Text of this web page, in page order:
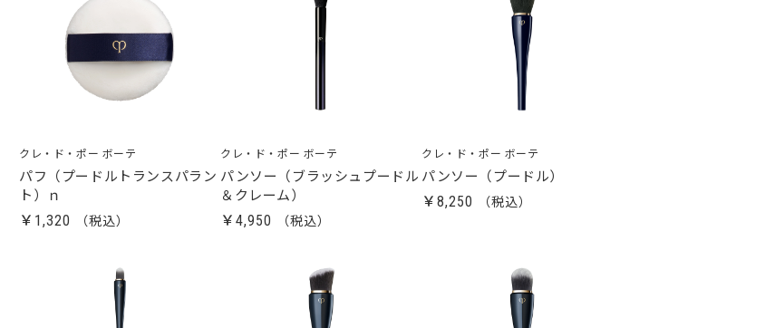
クレ・ド・ポー ボーテ
パフ（プードルトランスパラン
ト）ｎ
￥1,320
クレ・ド・ポー ボーテ
パンソー（ブラッシュプードル
＆クレーム）
￥4,950
クレ・ド・ポー ボーテ
パンソー（プードル）
￥8,250